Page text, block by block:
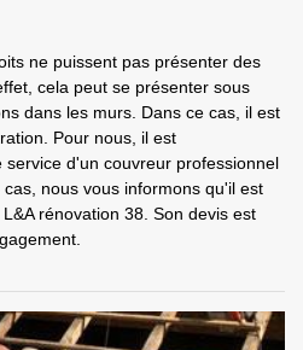
ne puissent pas présenter des
cela peut se présenter sous
dans les murs. Dans ce cas, il est
Pour nous, il est
service d'un couvreur professionnel
nous vous informons qu'il est
rénovation 38. Son devis est